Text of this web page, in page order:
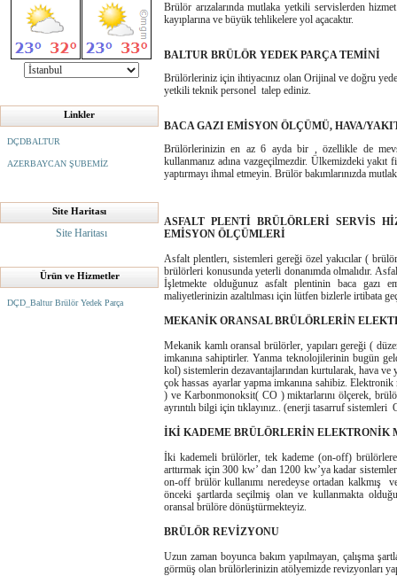
Linkler
DÇDBALTUR
AZERBAYCAN ŞUBEMİZ
Site Haritası
Site Haritası
Ürün ve Hizmetler
DÇD_Baltur Brülör Yedek Parça
Brülör arızalarında mutlaka yetkili servislerden
kayıplarına ve büyük tehlikelere yol açacaktır.
BALTUR BRÜLÖR YEDEK PARÇA TEMİNİ
Brülörleriniz için ihtiyacınız olan Orijinal ve doğru
yetkili teknik personel talep ediniz.
BACA GAZI EMİSYON ÖLÇÜMÜ, HAVA/
Brülörlerinizin en az 6 ayda bir , özellikle de
kullanmanız adına vazgeçilmezdir. Ülkemizdeki
yaptırmayı ihmal etmeyin. Brülör bakımlarınızda
ASFALT PLENTİ BRÜLÖRLERİ SERVİS
EMİSYON ÖLÇÜMLERİ
Asfalt plentlerı, sistemleri gereği özel yakıcılar (
brülörleri konusunda yeterli donanımda olmalıdır.
İşletmekte olduğunuz asfalt plentinin baca gazı
maliyetlerinizin azaltılması için lütfen bizlerle irtibata
MEKANİK ORANSAL BRÜLÖRLERİN
Mekanik kamlı oransal brülörler, yapıları gereği (
imkanına sahiptirler. Yanma teknolojilerinin bugün
kol) sistemlerin dezavantajlarından kurtularak, hava
çok hassas ayarlar yapma imkanına sahibiz.
) ve Karbonmonoksit( CO ) miktarlarını ölçerek,
ayrıntılı bilgi için tıklayınız.. (enerji tasarruf
İKİ KADEME BRÜLÖRLERİN ELEKTRONİK
İki kademeli brülörler, tek kademe (on-off) brülörlere
arttırmak için 300 kw’ dan 1200 kw’ya kadar
on-off brülör kullanımı neredeyse ortadan kalkmış
önceki şartlarda seçilmiş olan ve kullanmakta
oransal brülöre dönüştürmekteyiz.
BRÜLÖR REVİZYONU
Uzun zaman boyunca bakım yapılmayan, çalışma
görmüş olan brülörlerinizin atölyemizde revizyonları